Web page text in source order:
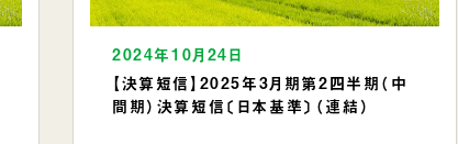
2024年10月24日
【決算短信】2025年3月期第2四半期（中
間期）決算短信〔日本基準〕（連結）